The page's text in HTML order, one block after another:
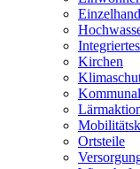
Kirchen
Ortsteile